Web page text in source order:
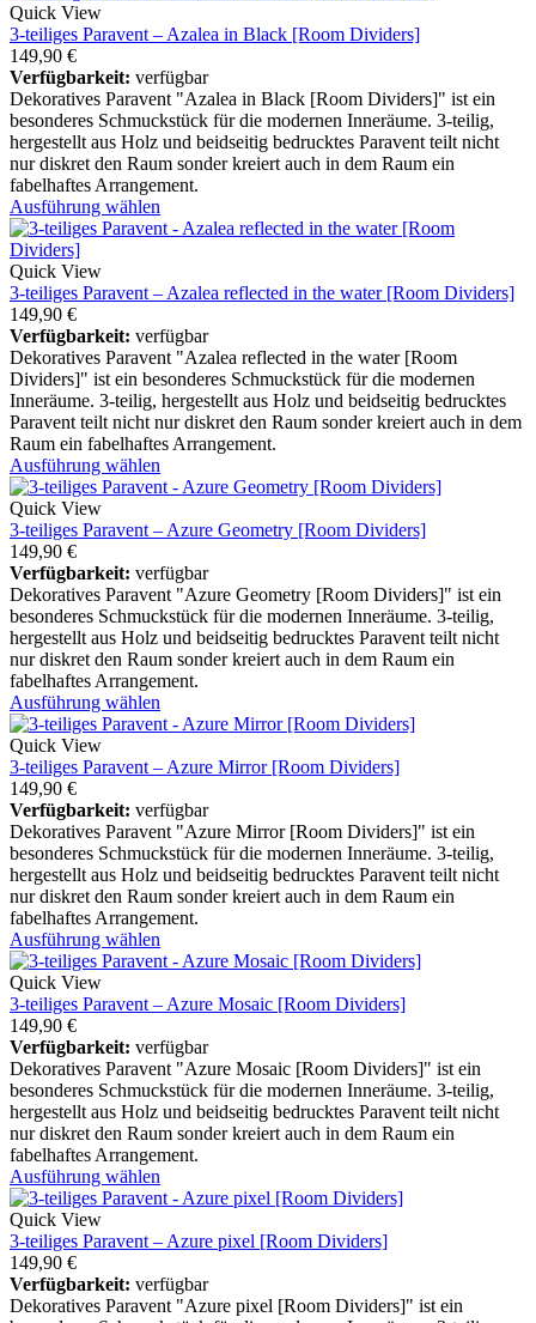
Quick View
3-teiliges Paravent – Azalea in Black [Room Dividers]
149,90 €
Verfügbarkeit: verfügbar
Dekoratives Paravent "Azalea in Black [Room Dividers]" ist ein
besonderes Schmuckstück für die modernen Inneräume. 3-teilig,
hergestellt aus Holz und beidseitig bedrucktes Paravent teilt nicht
nur diskret den Raum sonder kreiert auch in dem Raum ein
fabelhaftes Arrangement.
Ausführung wählen
Quick View
3-teiliges Paravent – Azalea reflected in the water [Room Dividers]
149,90 €
Verfügbarkeit: verfügbar
Dekoratives Paravent "Azalea reflected in the water [Room
Dividers]" ist ein besonderes Schmuckstück für die modernen
Inneräume. 3-teilig, hergestellt aus Holz und beidseitig bedrucktes
Paravent teilt nicht nur diskret den Raum sonder kreiert auch in dem
Raum ein fabelhaftes Arrangement.
Ausführung wählen
Quick View
3-teiliges Paravent – Azure Geometry [Room Dividers]
149,90 €
Verfügbarkeit: verfügbar
Dekoratives Paravent "Azure Geometry [Room Dividers]" ist ein
besonderes Schmuckstück für die modernen Inneräume. 3-teilig,
hergestellt aus Holz und beidseitig bedrucktes Paravent teilt nicht
nur diskret den Raum sonder kreiert auch in dem Raum ein
fabelhaftes Arrangement.
Ausführung wählen
Quick View
3-teiliges Paravent – Azure Mirror [Room Dividers]
149,90 €
Verfügbarkeit: verfügbar
Dekoratives Paravent "Azure Mirror [Room Dividers]" ist ein
besonderes Schmuckstück für die modernen Inneräume. 3-teilig,
hergestellt aus Holz und beidseitig bedrucktes Paravent teilt nicht
nur diskret den Raum sonder kreiert auch in dem Raum ein
fabelhaftes Arrangement.
Ausführung wählen
Quick View
3-teiliges Paravent – Azure Mosaic [Room Dividers]
149,90 €
Verfügbarkeit: verfügbar
Dekoratives Paravent "Azure Mosaic [Room Dividers]" ist ein
besonderes Schmuckstück für die modernen Inneräume. 3-teilig,
hergestellt aus Holz und beidseitig bedrucktes Paravent teilt nicht
nur diskret den Raum sonder kreiert auch in dem Raum ein
fabelhaftes Arrangement.
Ausführung wählen
Quick View
3-teiliges Paravent – Azure pixel [Room Dividers]
149,90 €
Verfügbarkeit: verfügbar
Dekoratives Paravent "Azure pixel [Room Dividers]" ist ein